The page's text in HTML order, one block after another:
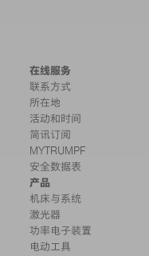
在线服务
联系方式
所在地
活动和时间
简讯订阅
MYTRUMPF
安全数据表
产品
机床与系统
激光器
功率电子装置
电动工具